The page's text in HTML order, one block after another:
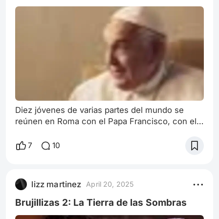
Diez jóvenes de varias partes del mundo se
reúnen en Roma con el Papa Francisco, con el
principales preocupaciones ... En Roma,
incluyendo migración, sexualidad, identidad de
género y libertad religiosa. El objetivo es
compartir sus inquietudes y perspectivas con el
7 10
lizz martinez April 20, 2025
Brujillizas 2: La Tierra de las Sombras